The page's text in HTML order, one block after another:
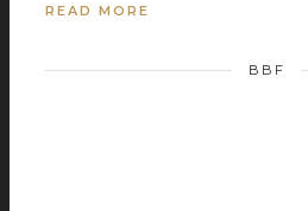
READ MORE
BBF